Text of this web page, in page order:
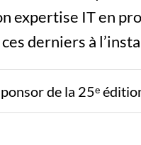
expertise IT en
derniers à
de la 25ᵉ